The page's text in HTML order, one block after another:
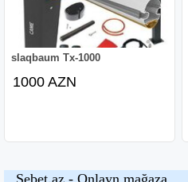
slaqbaum Tx-1000
1000 AZN